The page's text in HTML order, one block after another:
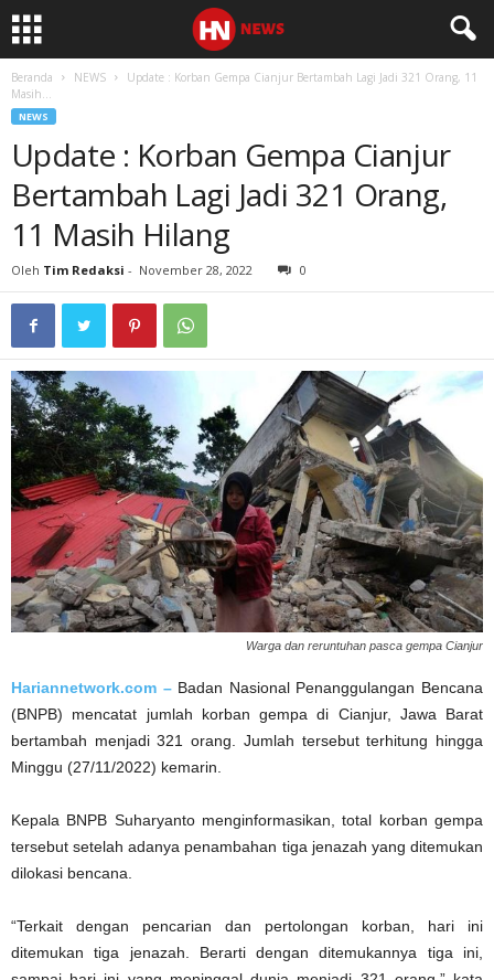
Beranda NEWS
Update : Korban Gempa Cianjur Bertambah Lagi Jadi 321 Orang, 11
Masih...
NEWS
Update : Korban Gempa Cianjur
Bertambah Lagi Jadi 321 Orang,
11 Masih Hilang
Oleh Tim Redaksi - November 28, 2022 0
Warga dan reruntuhan pasca gempa Cianjur
Hariannetwork.com –Badan Nasional Penanggulangan Bencana
(BNPB) mencatat jumlah korban gempa di Cianjur, Jawa Barat
bertambah menjadi 321 orang. Jumlah tersebut terhitung hingga
Minggu (27/11/2022) kemarin.
Kepala BNPB Suharyanto menginformasikan, total korban gempa
tersebut setelah adanya penambahan tiga jenazah yang ditemukan
dilokasi bencana.
“Terkait dengan pencarian dan pertolongan korban, hari ini
ditemukan tiga jenazah. Berarti dengan ditemukannya tiga ini,